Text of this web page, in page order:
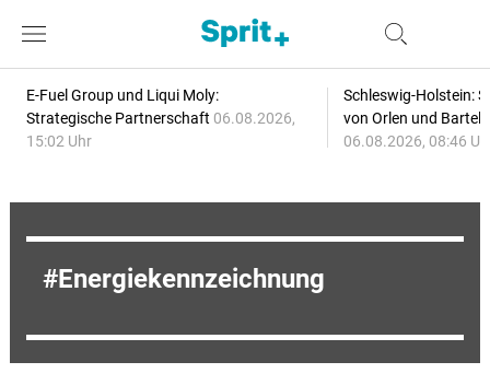
E-Fuel Group und Liqui Moly:
Strategische Partnerschaft 06.08.2026,
15:02 Uhr
Schleswig-Holstein:
von Orlen und
06.08.2026, 08:46
Energiekennzeichnung